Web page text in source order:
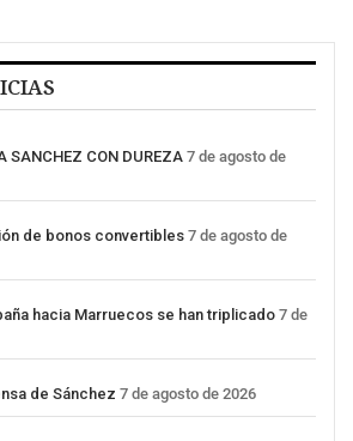
SANCHEZ CON DUREZA 7 de agosto de
de bonos convertibles 7 de agosto de
hacia Marruecos se han triplicado 7 de
de Sánchez 7 de agosto de 2026